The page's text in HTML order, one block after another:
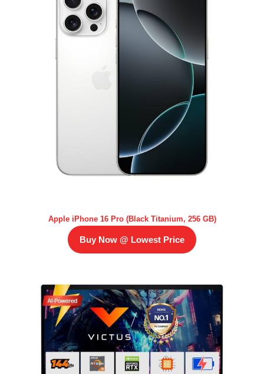
Apple iPhone 16 Pro (Black Titanium, 256 GB)
Buy Now @ Lowest Price